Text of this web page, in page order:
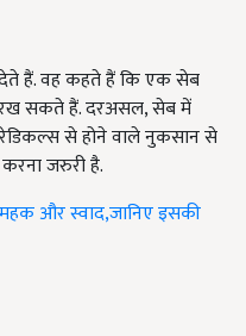
देते हैं. वह कहते हैं कि एक सेब
रख सकते हैं. दरअसल, सेब में
रेडिकल्स से होने वाले नुकसान से
जरुरी है.
और स्वाद,जानिए इसकी